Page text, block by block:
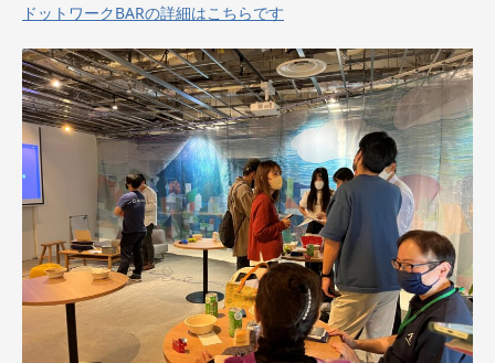
ドットワークBARの詳細はこちらです